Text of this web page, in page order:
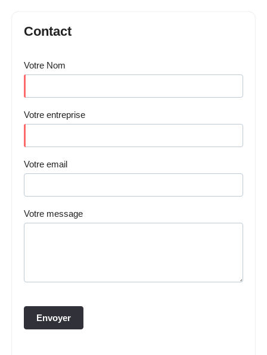
Contact
Votre Nom
Votre entreprise
Votre email
Votre message